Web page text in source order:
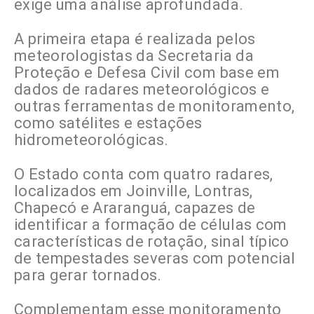
exige uma análise aprofundada.
A primeira etapa é realizada pelos
meteorologistas da Secretaria da
Proteção e Defesa Civil com base em
dados de radares meteorológicos e
outras ferramentas de monitoramento,
como satélites e estações
hidrometeorológicas.
O Estado conta com quatro radares,
localizados em Joinville, Lontras,
Chapecó e Araranguá, capazes de
identificar a formação de células com
características de rotação, sinal típico
de tempestades severas com potencial
para gerar tornados.
Complementam esse monitoramento